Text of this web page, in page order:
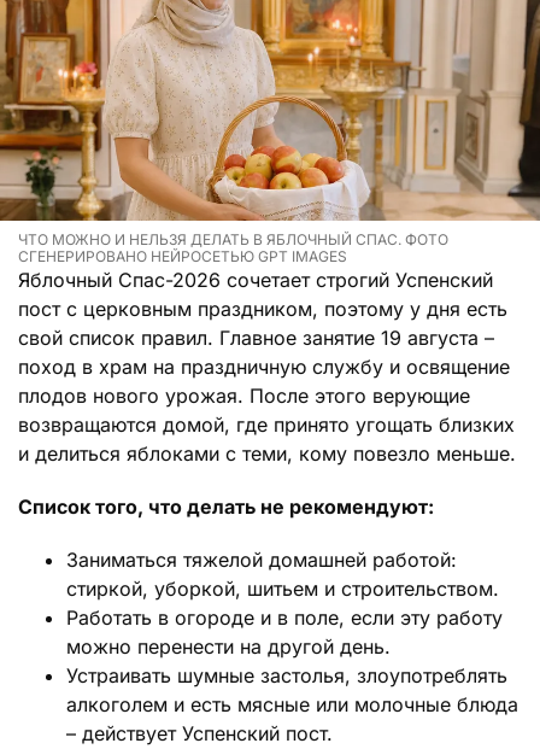
ЧТО МОЖНО И НЕЛЬЗЯ ДЕЛАТЬ В ЯБЛОЧНЫЙ СПАС. ФОТО
СГЕНЕРИРОВАНО НЕЙРОСЕТЬЮ GPT IMAGES
Яблочный Спас-2026 сочетает строгий Успенский
пост с церковным праздником, поэтому у дня есть
свой список правил. Главное занятие 19 августа –
поход в храм на праздничную службу и освящение
плодов нового урожая. После этого верующие
возвращаются домой, где принято угощать близких
и делиться яблоками с теми, кому повезло меньше.
Список того, что делать не рекомендуют:
Заниматься тяжелой домашней работой:
стиркой, уборкой, шитьем и строительством.
Работать в огороде и в поле, если эту работу
можно перенести на другой день.
Устраивать шумные застолья, злоупотреблять
алкоголем и есть мясные или молочные блюда
– действует Успенский пост.